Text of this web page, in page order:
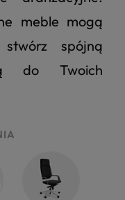
meble mogą
spójną
do Twoich